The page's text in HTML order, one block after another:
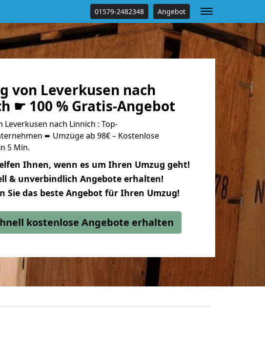
01579-2482348 Angebot
von Leverkusen nach
☛ 100 % Gratis-Angebot
Leverkusen nach Linnich : Top-
➨ Umzüge ab 98€ – Kostenlose
5 Min.
Ihnen, wenn es um Ihren Umzug geht!
& unverbindlich Angebote erhalten!
Sie das beste Angebot für Ihren Umzug!
kostenlose Angebote erhalten